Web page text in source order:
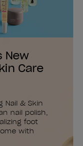
New
Care
Nail & Skin
nail polish,
foot
with